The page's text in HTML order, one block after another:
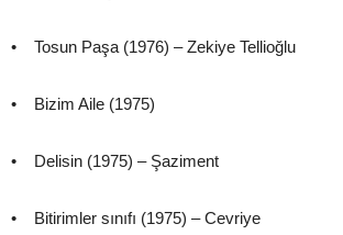
• Tosun Paşa (1976) – Zekiye Tellioğlu
• Bizim Aile (1975)
• Delisin (1975) – Şaziment
• Bitirimler sınıfı (1975) – Cevriye